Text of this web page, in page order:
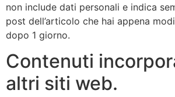
non include dati personali e indica
post dell’articolo che hai appena
dopo 1 giorno.
Contenuti
altri siti web.